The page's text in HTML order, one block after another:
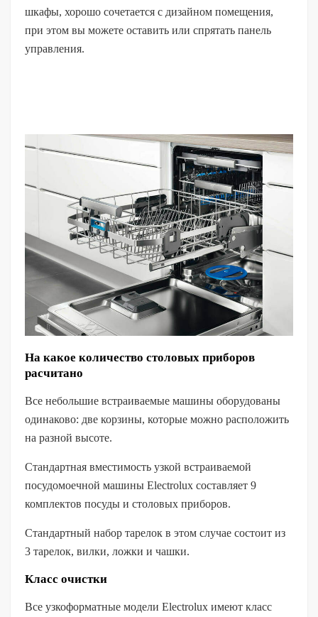
шкафы, хорошо сочетается с дизайном помещения,
при этом вы можете оставить или спрятать панель
управления.
На какое количество столовых приборов
расчитано
Все небольшие встраиваемые машины оборудованы
одинаково: две корзины, которые можно расположить
на разной высоте.
Стандартная вместимость узкой встраиваемой
посудомоечной машины Electrolux составляет 9
комплектов посуды и столовых приборов.
Стандартный набор тарелок в этом случае состоит из
3 тарелок, вилки, ложки и чашки.
Класс очистки
Все узкоформатные модели Electrolux имеют класс